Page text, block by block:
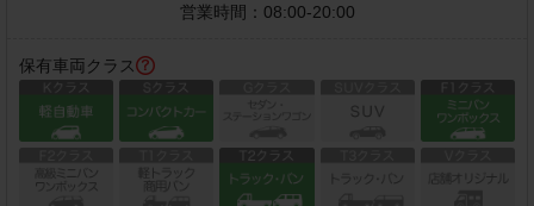
営業時間： 08:00-20:00
保有車両クラス